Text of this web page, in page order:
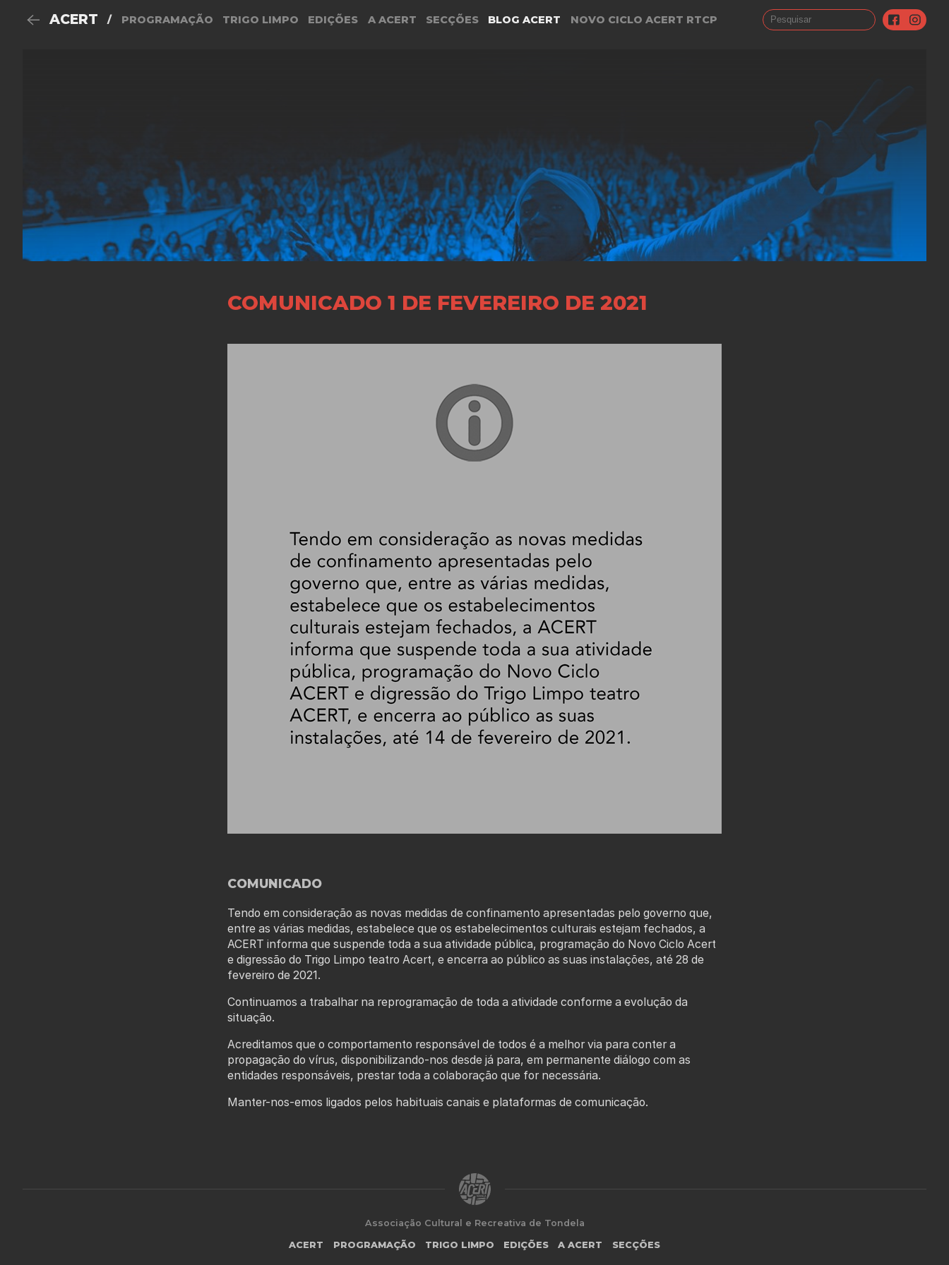
ACERT / PROGRAMAÇÃO TRIGO LIMPO EDIÇÕES A ACERT SECÇÕES BLOG ACERT NOVO CICLO ACERT RTCP
COMUNICADO 1 DE FEVEREIRO DE 2021
COMUNICADO
Tendo em consideração as novas medidas de confinamento apresentadas pelo governo que,
entre as várias medidas, estabelece que os estabelecimentos culturais estejam fechados, a
ACERT informa que suspende toda a sua atividade pública, programação do Novo Ciclo Acert
e digressão do Trigo Limpo teatro Acert, e encerra ao público as suas instalações, até 28 de
fevereiro de 2021.
Continuamos a trabalhar na reprogramação de toda a atividade conforme a evolução da
situação.
Acreditamos que o comportamento responsável de todos é a melhor via para conter a
propagação do vírus, disponibilizando-nos desde já para, em permanente diálogo com as
entidades responsáveis, prestar toda a colaboração que for necessária.
Manter-nos-emos ligados pelos habituais canais e plataformas de comunicação.
Associação Cultural e Recreativa de Tondela
ACERT PROGRAMAÇÃO TRIGO LIMPO EDIÇÕES A ACERT SECÇÕES